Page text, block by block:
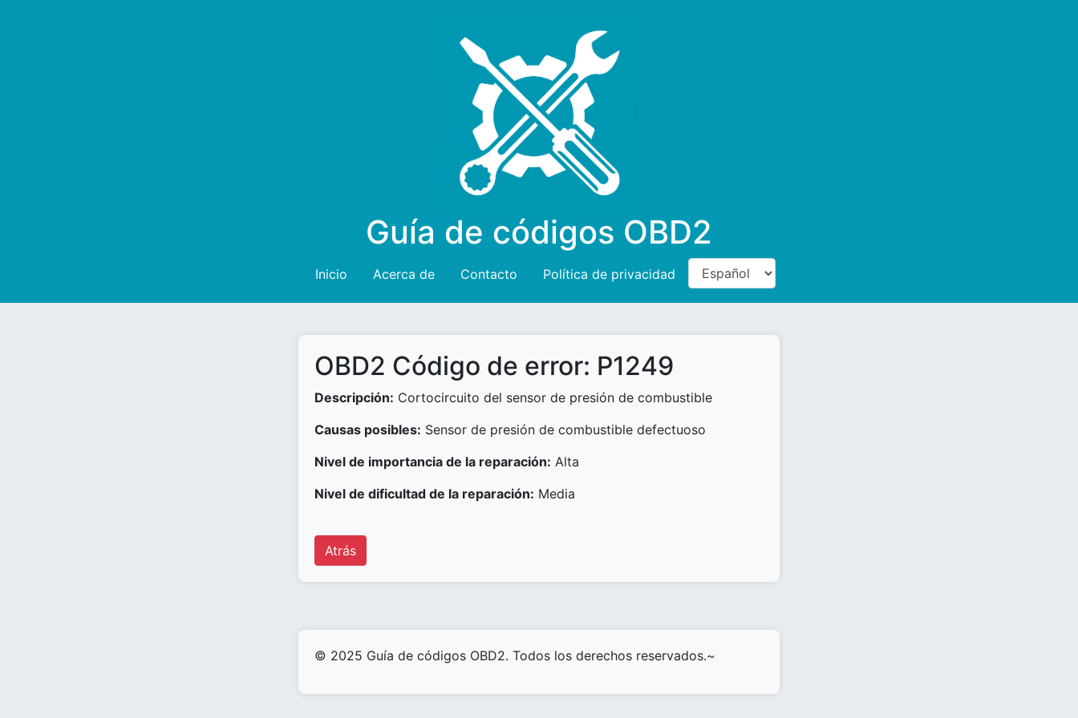
Guía de códigos OBD2
Inicio Acerca de Contacto Política de privacidad
OBD2 Código de error: P1249
Descripción: Cortocircuito del sensor de presión de combustible
Causas posibles: Sensor de presión de combustible defectuoso
Nivel de importancia de la reparación: Alta
Nivel de dificultad de la reparación: Media
Atrás
© 2025 Guía de códigos OBD2. Todos los derechos reservados.~